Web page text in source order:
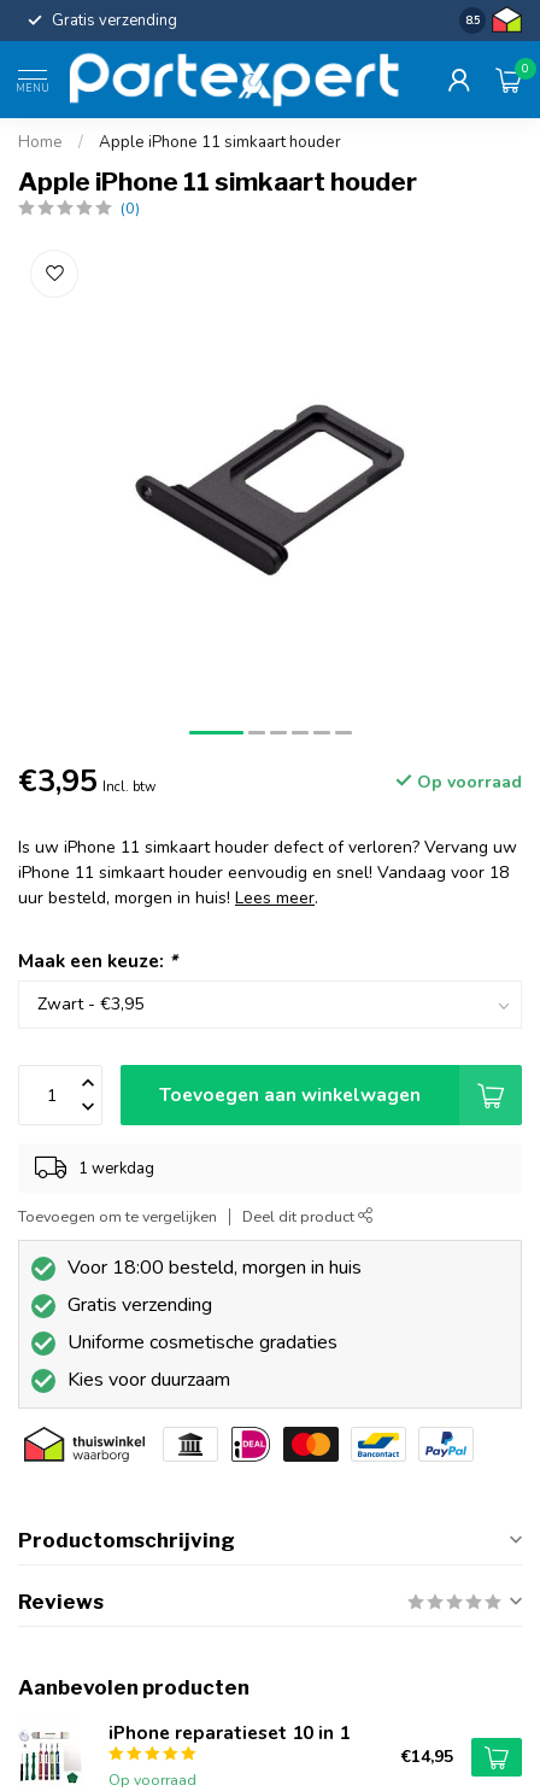
Gratis verzending Uniforme
8.5
MENU
0
Home / Apple iPhone 11 simkaart houder
Apple iPhone 11 simkaart houder
(0)
€3,95 Incl. btw Op voorraad
Is uw iPhone 11 simkaart houder defect of verloren? Vervang uw
iPhone 11 simkaart houder eenvoudig en snel! Vandaag voor 18
uur besteld, morgen in huis! Lees meer.
Maak een keuze: *
Toevoegen aan winkelwagen
1 werkdag
Toevoegen om te vergelijken Deel dit product
Voor 18:00 besteld, morgen in huis
Gratis verzending
Uniforme cosmetische gradaties
Kies voor duurzaam
Productomschrijving
Reviews
Aanbevolen producten
iPhone reparatieset 10 in 1
Op voorraad
€14,95